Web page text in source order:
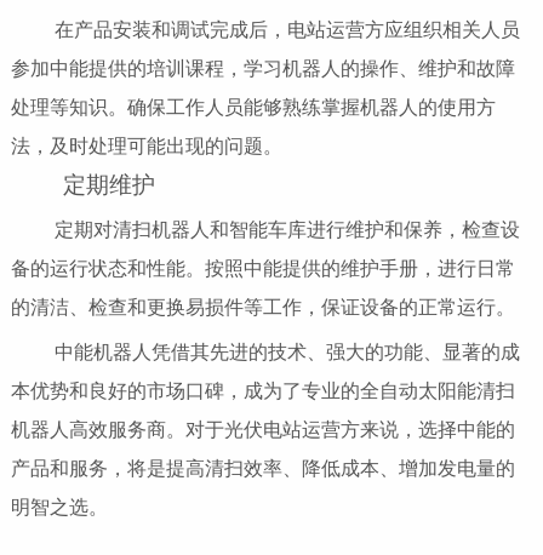
在产品安装和调试完成后，电站运营方应组织相关人员
参加中能提供的培训课程，学习机器人的操作、维护和故障
处理等知识。确保工作人员能够熟练掌握机器人的使用方
法，及时处理可能出现的问题。
定期维护
定期对清扫机器人和智能车库进行维护和保养，检查设
备的运行状态和性能。按照中能提供的维护手册，进行日常
的清洁、检查和更换易损件等工作，保证设备的正常运行。
中能机器人凭借其先进的技术、强大的功能、显著的成
本优势和良好的市场口碑，成为了专业的全自动太阳能清扫
机器人高效服务商。对于光伏电站运营方来说，选择中能的
产品和服务，将是提高清扫效率、降低成本、增加发电量的
明智之选。